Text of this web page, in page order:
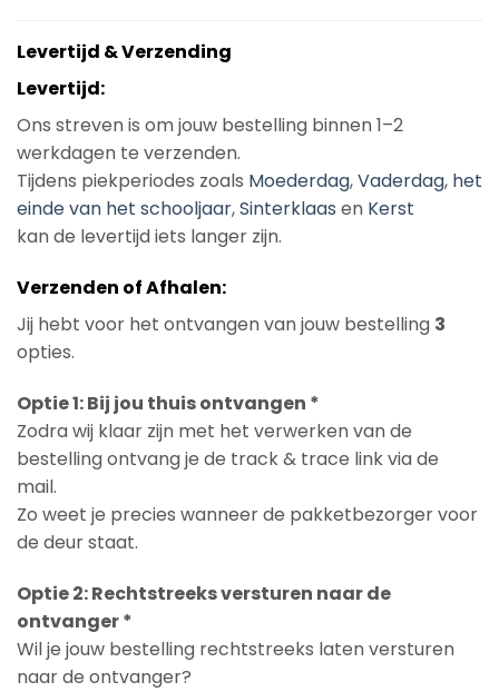
Levertijd & Verzending
Levertijd:
Ons streven is om jouw bestelling binnen 1–2
werkdagen te verzenden.
Tijdens piekperiodes zoals Moederdag,Vaderdag, het
einde van het schooljaar,Sinterklaas en Kerst
kan de levertijd iets langer zijn.
Verzenden of Afhalen:
Jij hebt voor het ontvangen van jouw bestelling 3
opties.
Optie 1: Bij jou thuis ontvangen *
Zodra wij klaar zijn met het verwerken van de
bestelling ontvang je de track & trace link via de
mail.
Zo weet je precies wanneer de pakketbezorger voor
de deur staat.
Optie 2: Rechtstreeks versturen naar de
ontvanger *
Wil je jouw bestelling rechtstreeks laten versturen
naar de ontvanger?